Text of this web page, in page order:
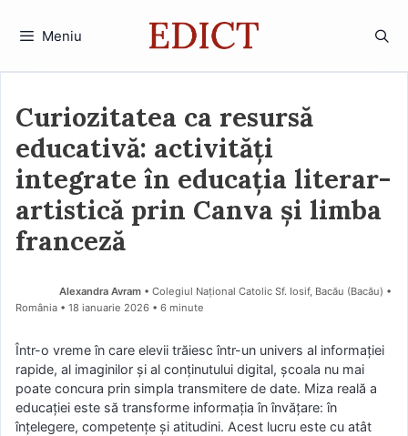
Meniu
Curiozitatea ca resursă
educativă: activități
integrate în educația literar-
artistică prin Canva și limba
franceză
Alexandra Avram • Colegiul Național Catolic Sf. Iosif, Bacău (Bacău) •
România
18 ianuarie 2026 • 6 minute
Într-o vreme în care elevii trăiesc într-un univers al informației
rapide, al imaginilor și al conținutului digital, școala nu mai
poate concura prin simpla transmitere de date. Miza reală a
educației este să transforme informația în învățare: în
înțelegere, competențe și atitudini. Acest lucru este cu atât